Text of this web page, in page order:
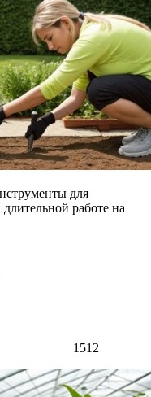
для
работе на
1512